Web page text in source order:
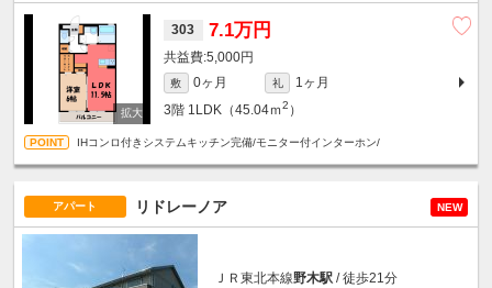
303 7.1万円
5,000円
敷 0ヶ月 礼
1ヶ月
3階 1LDK（45.04ｍ2 ）
IHコンロ付きシステムキッチン完備/モニター付インターホン/
アパート リドレーノア NEW
ＪＲ東北本線野木駅 / 徒歩21分